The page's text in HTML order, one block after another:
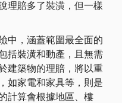
理賠多了裝潢，但一樣
中，涵蓋範圍最全面的
括裝潢和動產，且無需
建築物的理賠，將以重
如家電和家具等，則是
計算會根據地區、樓